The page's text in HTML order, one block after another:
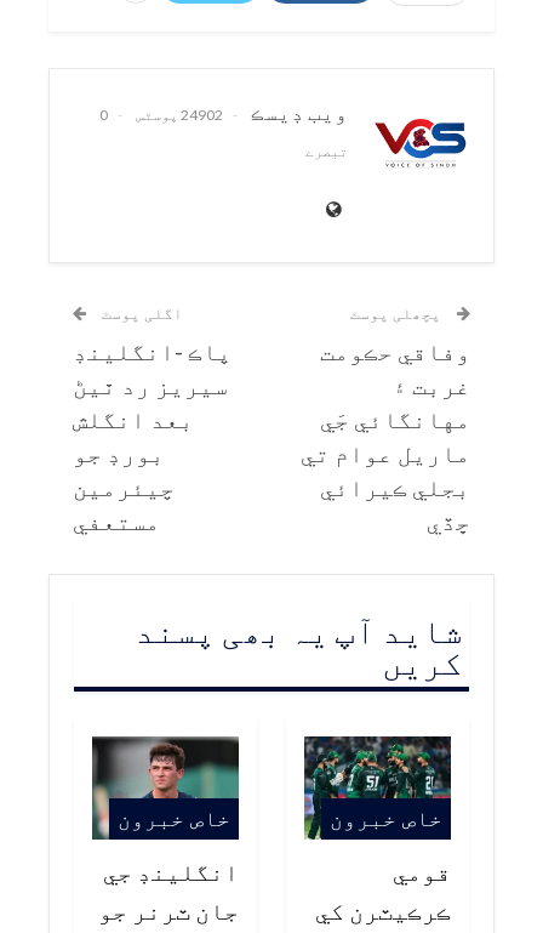
ويب ڊيسڪ 24902 پوسٹس
0
تبصرے
پچھلی پوسٹ
وفاقي حڪومت
غربت ۽
مهانگائي جَي
ماريل عوام تي
بجلي ڪيرائي
ڇڏي
اگلی پوسٹ
پاڪ -انگلينڊ
سيريز رد ٿيڻ
بعد انگلش
بورڊ جو
چيئرمين
مستعفي
شاید آپ یہ بھی پسند
کریں
خاص خبرون
قومي
ڪرڪيٽرن کي
خاص خبرون
انگلينڊ جي
جان ٽرنر جو